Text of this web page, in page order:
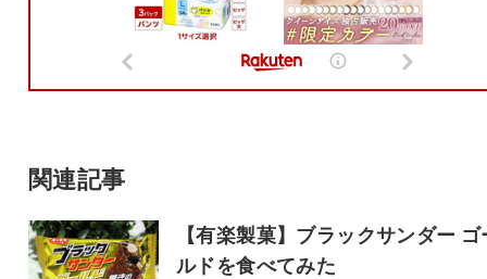
サイト
関連記事
【有楽製菓】ブラックサンダー ゴ
ルドを食べてみた